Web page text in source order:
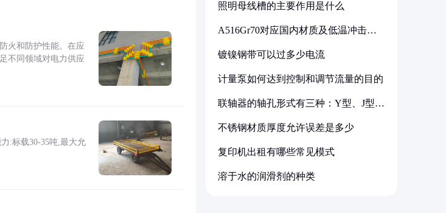
火和防护性能。在应
不同领域对电力供应
:标载30-35吨,最大允
照明母线槽的主要作用是什么
A516Gr70对应国内材质及低温冲击要
镀镍钢带可以过多少电流
计量泵如何达到控制和调节流量的目的
联轴器的轴孔形式有三种：Y型、J型、
不锈钢材质厚度允许误差是多少
复印机出租有哪些常见模式
溶于水的润滑剂的种类